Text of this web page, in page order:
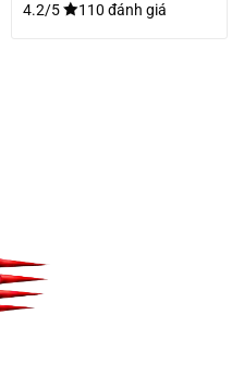
4.2/5 110 đánh giá